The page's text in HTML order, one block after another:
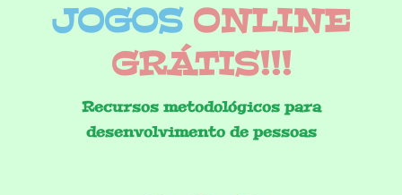
JOGOS ONLINE
GRÁTIS!!!
Recursos metodológicos para
desenvolvimento de pessoas